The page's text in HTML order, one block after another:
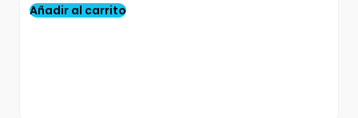
Añadir al carrito